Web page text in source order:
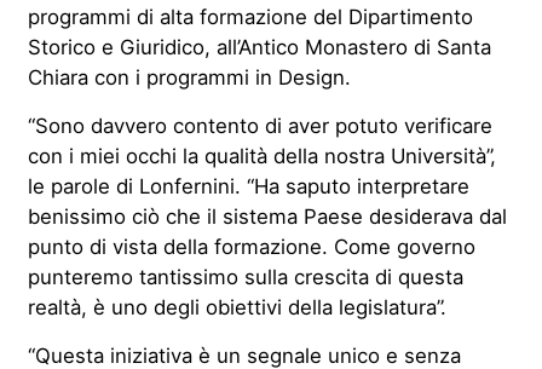
programmi di alta formazione del Dipartimento
Storico e Giuridico, all’Antico Monastero di Santa
Chiara con i programmi in Design.
“Sono davvero contento di aver potuto verificare
con i miei occhi la qualità della nostra Università”,
le parole di Lonfernini. “Ha saputo interpretare
benissimo ciò che il sistema Paese desiderava dal
punto di vista della formazione. Come governo
punteremo tantissimo sulla crescita di questa
realtà, è uno degli obiettivi della legislatura”.
“Questa iniziativa è un segnale unico e senza